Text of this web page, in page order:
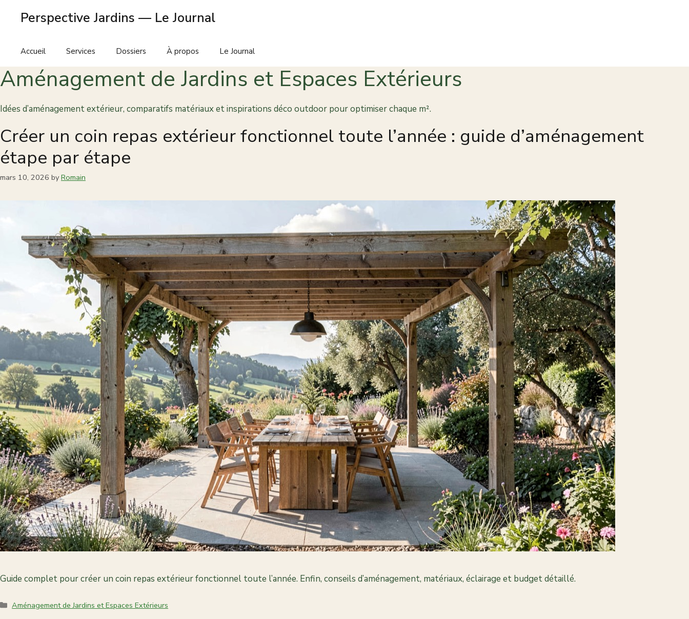
Perspective Jardins — Le Journal
Accueil Services Dossiers À propos Le Journal
Aménagement de Jardins et Espaces Extérieurs
Idées d’aménagement extérieur, comparatifs matériaux et inspirations déco outdoor pour optimiser chaque m².
Créer un coin repas extérieur fonctionnel toute l’année : guide d’aménagement
étape par étape
mars 10, 2026 by Romain
Guide complet pour créer un coin repas extérieur fonctionnel toute l’année. Enfin, conseils d’aménagement, matériaux, éclairage et budget détaillé.
Categories
Aménagement de Jardins et Espaces Extérieurs